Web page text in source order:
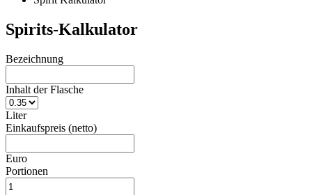
Spirits-Kalkulator
Bezeichnung
Inhalt der Flasche
Liter
Einkaufspreis (netto)
Euro
Portionen